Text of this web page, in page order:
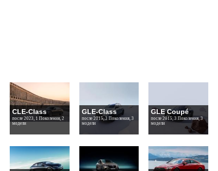
CLE-Class
после 2023, 1 Поколения, 2
модели
GLE-Class
после 2015, 3 Поколения, 3
модели
GLE Coupé
после 2015, 3 Поколения, 3
модели